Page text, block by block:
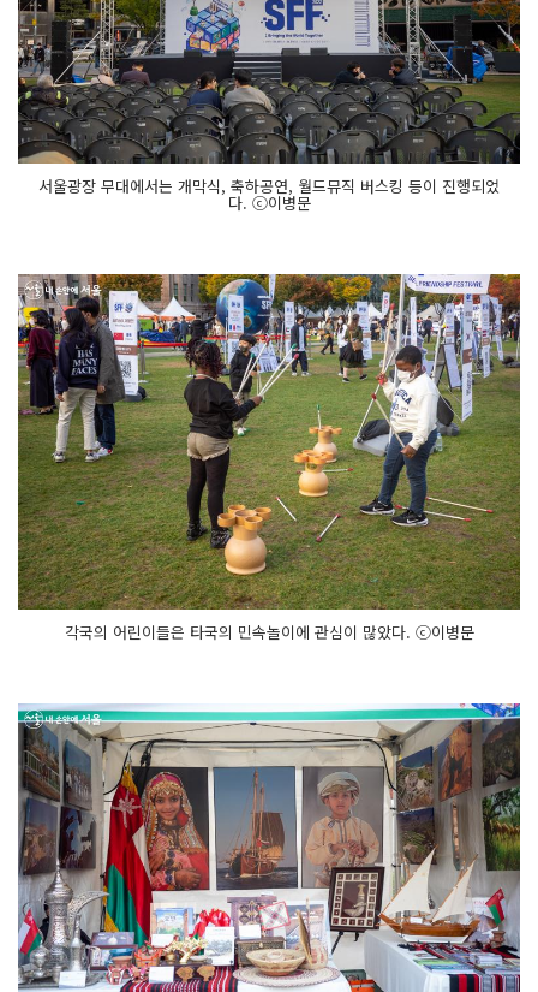
서울광장 무대에서는 개막식, 축하공연, 월드뮤직 버스킹 등이 진행되었
다. ⓒ이병문
각국의 어린이들은 타국의 민속놀이에 관심이 많았다. ⓒ이병문